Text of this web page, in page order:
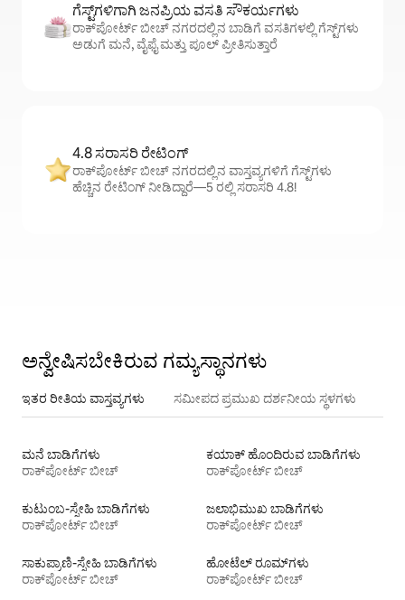
ಗೆಸ್ಟ್‌ಗಳಿಗಾಗಿ ಜನಪ್ರಿಯ ವಸತಿ ಸೌಕರ್ಯಗಳು
ರಾಕ್‌ಪೋರ್ಟ್ ಬೀಚ್ ನಗರದಲ್ಲಿನ ಬಾಡಿಗೆ ವಸತಿಗಳಲ್ಲಿ ಗೆಸ್ಟ್‌ಗಳು
ಅಡುಗೆ ಮನೆ, ವೈಫೈ ಮತ್ತು ಪೂಲ್ ಪ್ರೀತಿಸುತ್ತಾರೆ
4.8 ಸರಾಸರಿ ರೇಟಿಂಗ್
ರಾಕ್‌ಪೋರ್ಟ್ ಬೀಚ್ ನಗರದಲ್ಲಿನ ವಾಸ್ತವ್ಯಗಳಿಗೆ ಗೆಸ್ಟ್‌ಗಳು
ಹೆಚ್ಚಿನ ರೇಟಿಂಗ್ ನೀಡಿದ್ದಾರೆ—5 ರಲ್ಲಿ ಸರಾಸರಿ 4.8!
ಅನ್ವೇಷಿಸಬೇಕಿರುವ ಗಮ್ಯಸ್ಥಾನಗಳು
ಇತರ ರೀತಿಯ ವಾಸ್ತವ್ಯಗಳು ಸಮೀಪದ ಪ್ರಮುಖ ದರ್ಶನೀಯ ಸ್ಥಳಗಳು
ಮನೆ ಬಾಡಿಗೆಗಳು
ರಾಕ್‌ಪೋರ್ಟ್ ಬೀಚ್
ಕಯಾಕ್ ಹೊಂದಿರುವ ಬಾಡಿಗೆಗಳು
ರಾಕ್‌ಪೋರ್ಟ್ ಬೀಚ್
ಕುಟುಂಬ-ಸ್ನೇಹಿ ಬಾಡಿಗೆಗಳು
ರಾಕ್‌ಪೋರ್ಟ್ ಬೀಚ್
ಜಲಾಭಿಮುಖ ಬಾಡಿಗೆಗಳು
ರಾಕ್‌ಪೋರ್ಟ್ ಬೀಚ್
ಸಾಕುಪ್ರಾಣಿ-ಸ್ನೇಹಿ ಬಾಡಿಗೆಗಳು
ರಾಕ್‌ಪೋರ್ಟ್ ಬೀಚ್
ಹೋಟೆಲ್ ರೂಮ್‌ಗಳು
ರಾಕ್‌ಪೋರ್ಟ್ ಬೀಚ್